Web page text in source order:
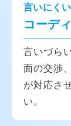
言いにく
コーデ
言いづら
面の交渉
が対応さ
い。